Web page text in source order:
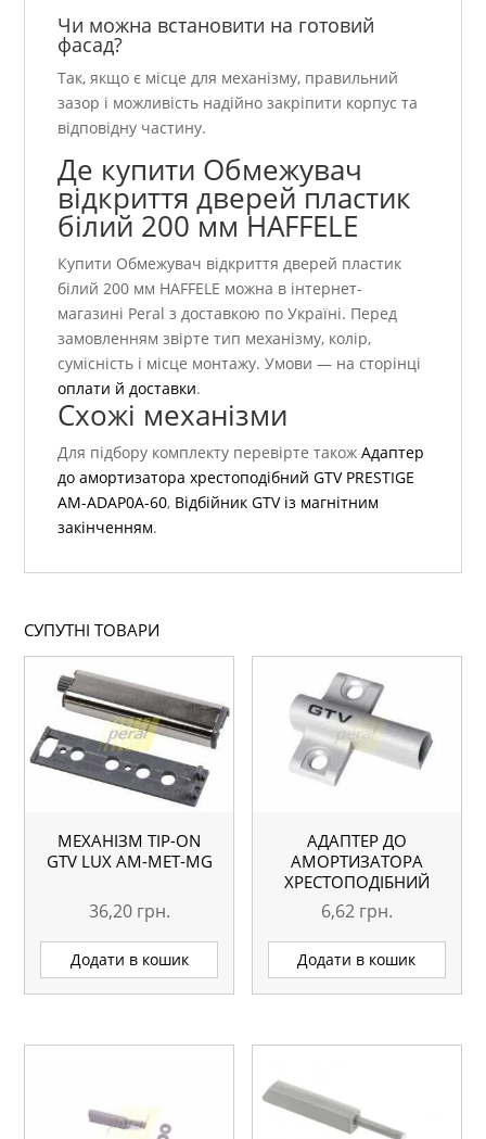
Чи можна встановити на готовий
фасад?
Так, якщо є місце для механізму, правильний
зазор і можливість надійно закріпити корпус та
відповідну частину.
Де купити Обмежувач
відкриття дверей пластик
білий 200 мм HAFFELE
Купити Обмежувач відкриття дверей пластик
білий 200 мм HAFFELE можна в інтернет-
магазині Peral з доставкою по Україні. Перед
замовленням звірте тип механізму, колір,
сумісність і місце монтажу. Умови — на сторінці
оплати й доставки.
Схожі механізми
Для підбору комплекту перевірте такожАдаптер
до амортизатора хрестоподібний GTV PRESTIGE
AM-ADAP0A-60, Відбійник GTV із магнітним
закінченням.
СУПУТНІ ТОВАРИ
МЕХАНІЗМ TIP-ON
GTV LUX AM-MET-MG
36,20 грн.
Додати в кошик
АДАПТЕР ДО
АМОРТИЗАТОРА
ХРЕСТОПОДІБНИЙ
GTV PRESTIGE AM-
ADAP0A-60
6,62 грн.
Додати в кошик